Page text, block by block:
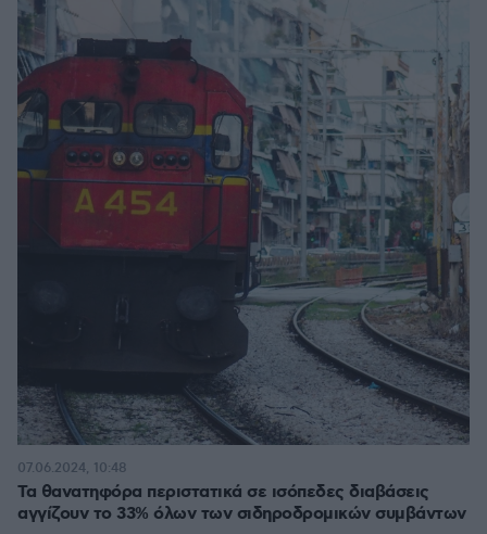
Τα θανατηφόρα περιστατικά σε ισόπεδες διαβάσεις
αγγίζουν το 33% όλων των σιδηροδρομικών συμβάντων
07.06.2024, 10:48